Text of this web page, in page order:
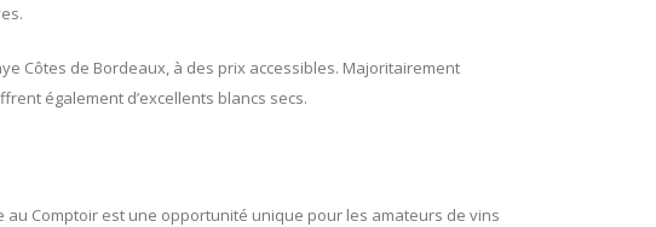
Côtes de Bordeaux, à des prix accessibles. Majoritairement
également d’excellents blancs secs.
Comptoir est une opportunité unique pour les amateurs de vins